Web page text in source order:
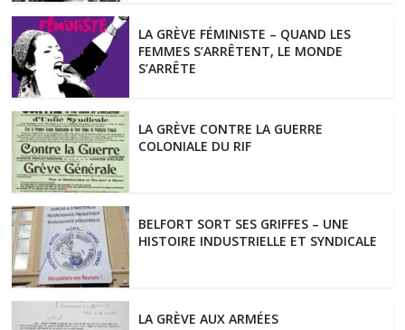
LA GRÈVE FÉMINISTE – QUAND LES
FEMMES S’ARRÊTENT, LE MONDE
S’ARRÊTE
LA GRÈVE CONTRE LA GUERRE
COLONIALE DU RIF
BELFORT SORT SES GRIFFES – UNE
HISTOIRE INDUSTRIELLE ET SYNDICALE
LA GRÈVE AUX ARMÉES